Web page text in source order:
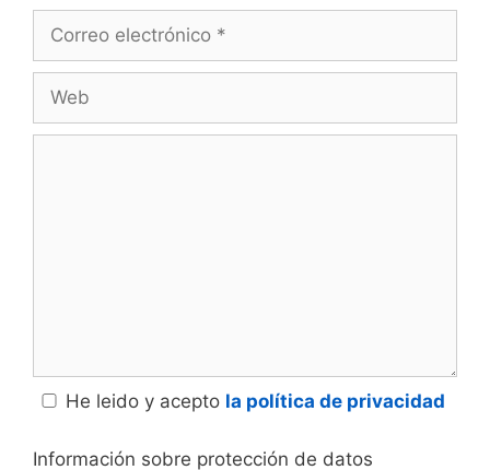
electrónico
He leido y acepto la política de privacidad
Información sobre protección de datos